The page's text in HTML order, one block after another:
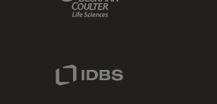
IDBS Link